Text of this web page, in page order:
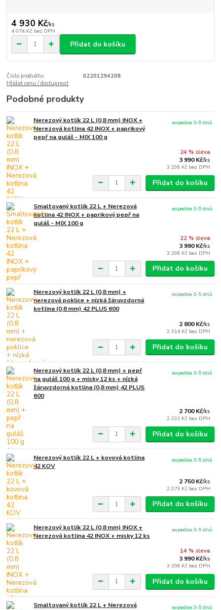
4 930 Kč/ks
4 074 Kč bez DPH
Přidat do košíku
Číslo produktu:
02201294208
Hlídat cenu / dostupnost
Podobné produkty
Nerezový kotlík 22 L (0,8 mm) INOX +
Nerezová kotlina 42 INOX + paprikový
pepř na guláš - MIX 100 g
24 % sleva
3 990 Kč/ks
3 298 Kč bez DPH
expedice 3-5 dnů
Přidat do košíku
Smaltovaný kotlík 22 L + Nerezová
kotlina 42 INOX + paprikový pepř na
guláš - MIX 100 g
22 % sleva
3 990 Kč/ks
3 298 Kč bez DPH
expedice 3-5 dnů
Přidat do košíku
Nerezový kotlík 22 L (0,8 mm) +
nerezová poklice + nízká žáruvzdorná
kotlina (0,8 mm) 42 PLUS 600
2 800 Kč/ks
2 314 Kč bez DPH
expedice 3-5 dnů
Přidat do košíku
Nerezový kotlík 22 L (0,8 mm) + pepř
na guláš 100 g + misky 12 ks + nízká
žáruvzdorná kotlina (0,8 mm) 42 PLUS
600
2 700 Kč/ks
2 231 Kč bez DPH
expedice 3-5 dnů
Přidat do košíku
Nerezový kotlík 22 L + kovová kotlina
42 KOV
2 750 Kč/ks
2 273 Kč bez DPH
expedice 3-5 dnů
Přidat do košíku
Nerezový kotlík 22 L (0,8 mm) INOX +
Nerezová kotlina 42 INOX + misky 12 ks
14 % sleva
3 990 Kč/ks
3 298 Kč bez DPH
expedice 3-5 dnů
Přidat do košíku
Smaltovaný kotlík 22 L + Nerezová
expedice 3-5 dnů